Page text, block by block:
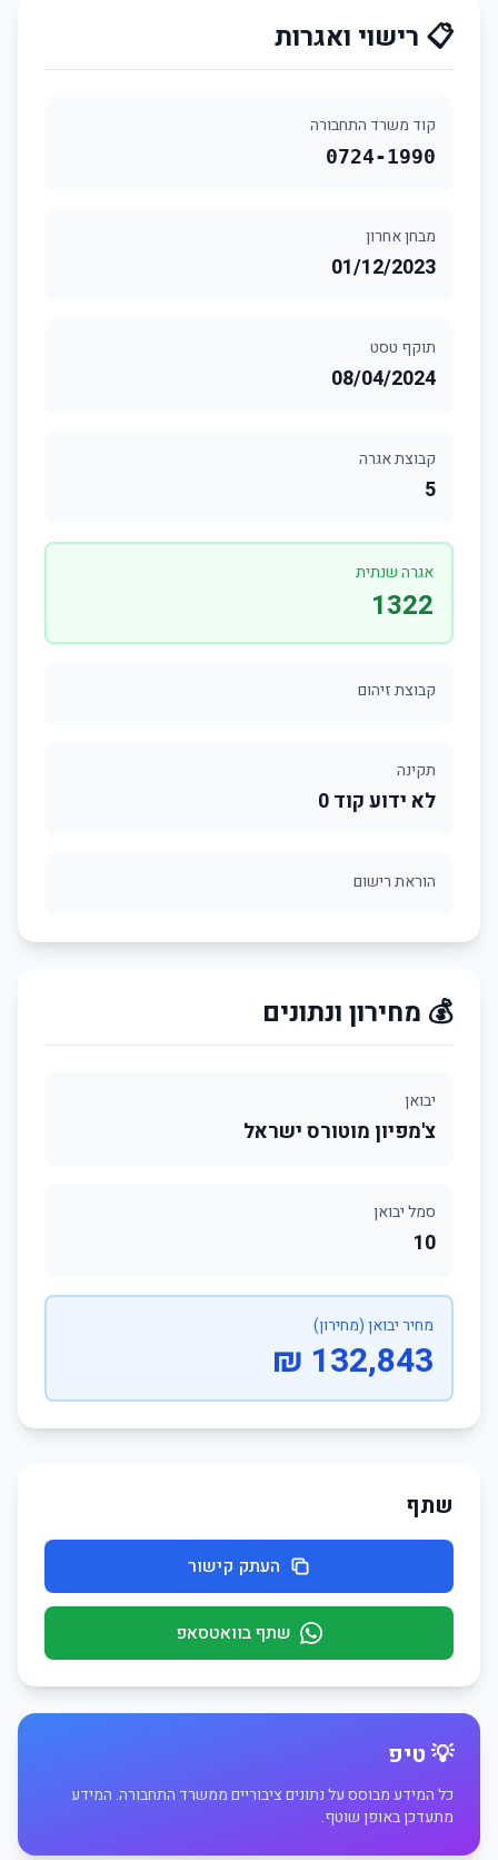
📋 רישוי ואגרות
קוד משרד התחבורה
0724-1990
מבחן אחרון
01/12/2023
תוקף טסט
08/04/2024
קבוצת אגרה
5
אגרה שנתית
1322
קבוצת זיהום
תקינה
לא ידוע קוד 0
הוראת רישום
💰 מחירון ונתונים
יבואן
צ'מפיון מוטורס ישראל
סמל יבואן
10
מחיר יבואן (מחירון)
132,843 ₪
שתף
העתק קישור
שתף בוואטסאפ
💡 טיפ
כל המידע מבוסס על נתונים ציבוריים ממשרד התחבורה. המידע
מתעדכן באופן שוטף.